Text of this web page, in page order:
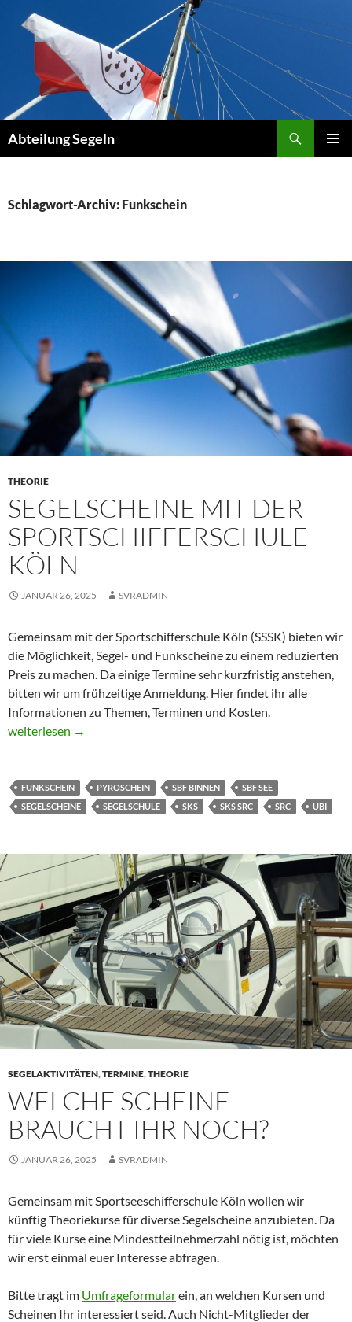
Inhalt
springen
Abteilung Segeln
Schlagwort-Archiv: Funkschein
THEORIE
SEGELSCHEINE MIT DER
SPORTSCHIFFERSCHULE
KÖLN
JANUAR 26, 2025 SVRADMIN
Gemeinsam mit der Sportschifferschule Köln (SSSK) bieten wir
die Möglichkeit, Segel- und Funkscheine zu einem reduzierten
Preis zu machen. Da einige Termine sehr kurzfristig anstehen,
bitten wir um frühzeitige Anmeldung. Hier findet ihr alle
Informationen zu Themen, Terminen und Kosten.
Segelscheine mit der Sportschifferschule Köln
weiterlesen →
FUNKSCHEIN PYROSCHEIN SBF BINNEN
SBF SEE
SEGELSCHEINE
SEGELSCHULE SKS SKS SRC SRC UBI
SEGELAKTIVITÄTEN,TERMINE,THEORIE
WELCHE SCHEINE
BRAUCHT IHR NOCH?
JANUAR 26, 2025 SVRADMIN
Gemeinsam mit Sportseeschifferschule Köln wollen wir
künftig Theoriekurse für diverse Segelscheine anzubieten. Da
für viele Kurse eine Mindestteilnehmerzahl nötig ist, möchten
wir erst einmal euer Interesse abfragen.
Bitte tragt im Umfrageformularein, an welchen Kursen und
Scheinen Ihr interessiert seid. Auch Nicht-Mitglieder der